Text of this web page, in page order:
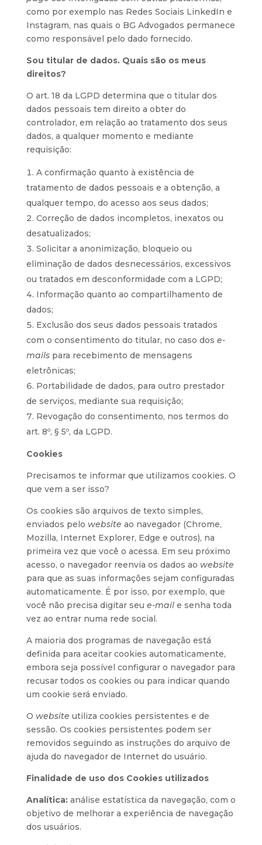
como por exemplo nas Redes Sociais LinkedIn e
Instagram, nas quais o BG Advogados permanece
como responsável pelo dado fornecido.
Sou titular de dados. Quais são os meus
direitos?
O art. 18 da LGPD determina que o titular dos
dados pessoais tem direito a obter do
controlador, em relação ao tratamento dos seus
dados, a qualquer momento e mediante
requisição:
A confirmação quanto à existência de
tratamento de dados pessoais e a obtenção, a
qualquer tempo, do acesso aos seus dados;
Correção de dados incompletos, inexatos ou
desatualizados;
Solicitar a anonimização, bloqueio ou
eliminação de dados desnecessários, excessivos
ou tratados em desconformidade com a LGPD;
Informação quanto ao compartilhamento de
dados;
Exclusão dos seus dados pessoais tratados
com o consentimento do titular, no caso dos e-
mailspara recebimento de mensagens
eletrônicas;
Portabilidade de dados, para outro prestador
de serviços, mediante sua requisição;
Revogação do consentimento, nos termos do
art. 8º, § 5º, da LGPD.
Cookies
Precisamos te informar que utilizamos cookies. O
que vem a ser isso?
Os cookies são arquivos de texto simples,
enviados pelo website ao navegador (Chrome,
Mozilla, Internet Explorer, Edge e outros), na
primeira vez que você o acessa. Em seu próximo
acesso, o navegador reenvia os dados ao website
para que as suas informações sejam configuradas
automaticamente. É por isso, por exemplo, que
você não precisa digitar seu e-maile senha toda
vez ao entrar numa rede social.
A maioria dos programas de navegação está
definida para aceitar cookies automaticamente,
embora seja possível configurar o navegador para
recusar todos os cookies ou para indicar quando
um cookie será enviado.
O website utiliza cookies persistentes e de
sessão. Os cookies persistentes podem ser
removidos seguindo as instruções do arquivo de
ajuda do navegador de Internet do usuário.
Finalidade de uso dos Cookies utilizados
Analítica:análise estatística da navegação, com o
objetivo de melhorar a experiência de navegação
dos usuários.